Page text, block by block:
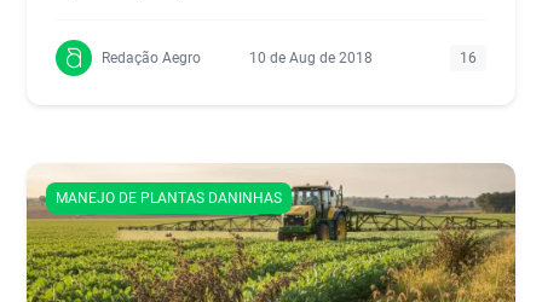
Redação Aegro 10 de Aug de 2018 16
MANEJO DE PLANTAS DANINHAS